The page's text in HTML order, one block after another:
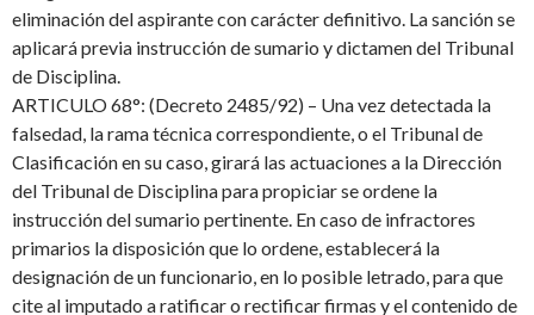
eliminación del aspirante con carácter definitivo. La sanción se
aplicará previa instrucción de sumario y dictamen del Tribunal
de Disciplina.
ARTICULO 68°: (Decreto 2485/92) – Una vez detectada la
falsedad, la rama técnica correspondiente, o el Tribunal de
Clasificación en su caso, girará las actuaciones a la Dirección
del Tribunal de Disciplina para propiciar se ordene la
instrucción del sumario pertinente. En caso de infractores
primarios la disposición que lo ordene, establecerá la
designación de un funcionario, en lo posible letrado, para que
cite al imputado a ratificar o rectificar firmas y el contenido de